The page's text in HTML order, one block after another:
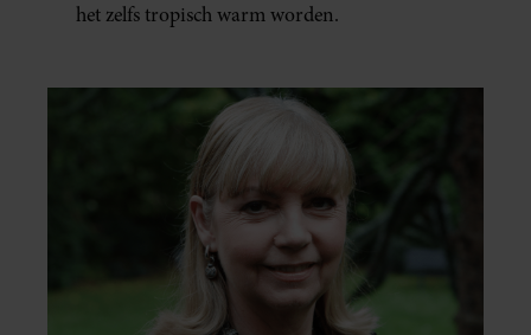
het zelfs tropisch warm worden.